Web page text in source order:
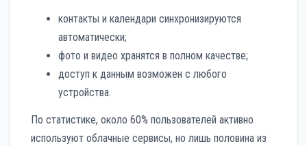
контакты и календари синхронизируются
автоматически;
фото и видео хранятся в полном качестве;
доступ к данным возможен с любого
устройства.
По статистике, около 60% пользователей активно
используют облачные сервисы, но лишь половина из